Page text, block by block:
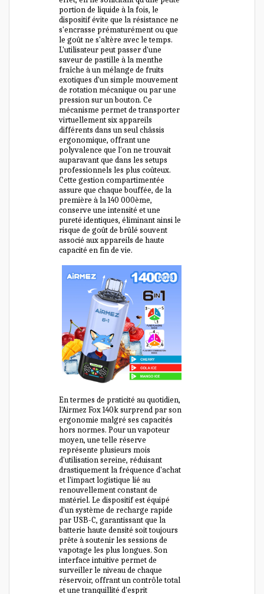
portion de liquide à la fois, le
dispositif évite que la résistance ne
s'encrasse prématurément ou que
le goût ne s'altère avec le temps.
L'utilisateur peut passer d'une
saveur de pastille à la menthe
fraîche à un mélange de fruits
exotiques d'un simple mouvement
de rotation mécanique ou par une
pression sur un bouton. Ce
mécanisme permet de transporter
virtuellement six appareils
différents dans un seul châssis
ergonomique, offrant une
polyvalence que l'on ne trouvait
auparavant que dans les setups
professionnels les plus coûteux.
Cette gestion compartimentée
assure que chaque bouffée, de la
première à la 140 000ème,
conserve une intensité et une
pureté identiques, éliminant ainsi le
risque de goût de brûlé souvent
associé aux appareils de haute
capacité en fin de vie.
En termes de praticité au quotidien,
l'Airmez Fox 140k surprend par son
ergonomie malgré ses capacités
hors normes. Pour un vapoteur
moyen, une telle réserve
représente plusieurs mois
d'utilisation sereine, réduisant
drastiquement la fréquence d'achat
et l'impact logistique lié au
renouvellement constant de
matériel. Le dispositif est équipé
d'un système de recharge rapide
par USB-C, garantissant que la
batterie haute densité soit toujours
prête à soutenir les sessions de
vapotage les plus longues. Son
interface intuitive permet de
surveiller le niveau de chaque
réservoir, offrant un contrôle total
et une tranquillité d'esprit